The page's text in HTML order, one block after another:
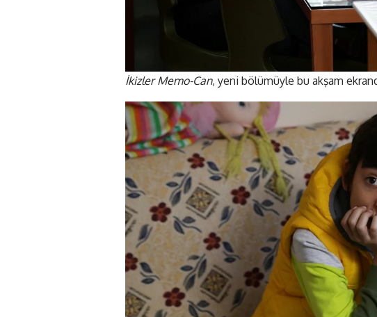
İkizler Memo-Can, yeni bölümüyle bu akşam